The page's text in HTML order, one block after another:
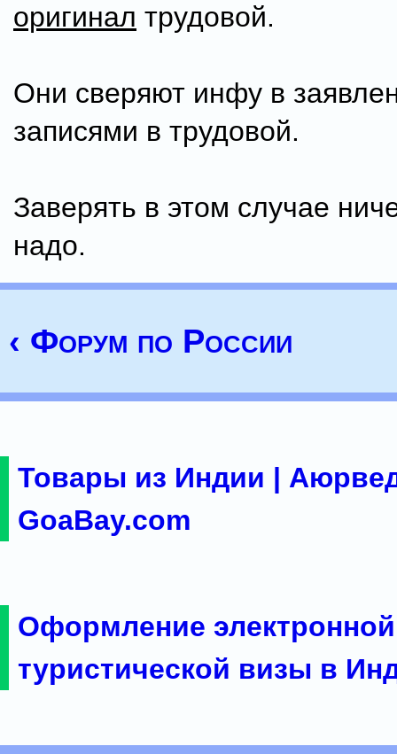
оригинал трудовой.
Они сверяют инфу в
записями в трудовой.
Заверять в этом случае
надо.
‹ Форум по России
Товары из Индии |
GoaBay.com
Оформление электронной
туристической визы в